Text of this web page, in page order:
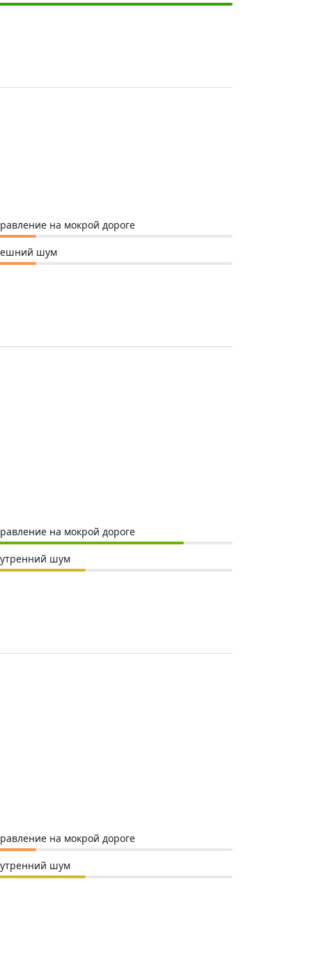
на мокрой дороге
шум
на мокрой дороге
шум
на мокрой дороге
шум